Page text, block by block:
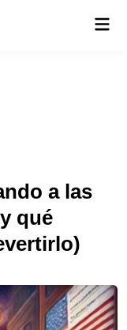
a las
qué